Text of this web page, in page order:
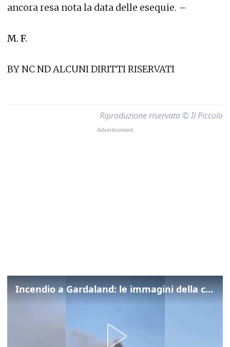
ancora resa nota la data delle esequie. –
M. F.
BY NC ND ALCUNI DIRITTI RISERVATI
Riproduzione riservata © Il Piccolo
Incendio a Gardaland: le immagini della colonna di fumo